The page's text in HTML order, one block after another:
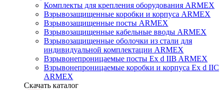
Комплекты для крепления оборудования ARMEX
Взрывозащищенные коробки и корпуса ARMEX
Взрывозащищенные посты ARMEX
Взрывозащищенные кабельные вводы ARMEX
Взрывозащищенные оболочки из стали для
индивидуальной комплектации ARMEX
Взрывонепроницаемые посты Ex d IIB ARMEX
Взрывонепроницаемые коробки и корпуса Ex d IIС
ARMEX
Скачать каталог